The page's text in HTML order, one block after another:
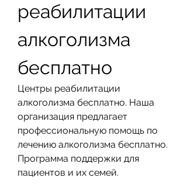
реабилитации
алкоголизма
бесплатно
Центры реабилитации
алкоголизма бесплатно. Наша
организация предлагает
профессиональную помощь по
лечению алкоголизма бесплатно.
Программа поддержки для
пациентов и их семей.